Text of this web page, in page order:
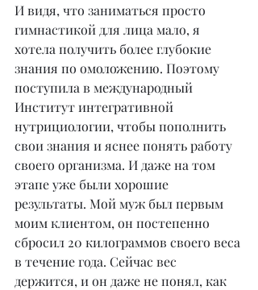
И видя, что заниматься просто
гимнастикой для лица мало, я
хотела получить более глубокие
знания по омоложению. Поэтому
поступила в международный
Институт интегративной
нутрициологии, чтобы пополнить
свои знания и яснее понять работу
своего организма. И даже на том
этапе уже были хорошие
результаты. Мой муж был первым
моим клиентом, он постепенно
сбросил 20 килограммов своего веса
в течение года. Сейчас вес
держится, и он даже не понял, как